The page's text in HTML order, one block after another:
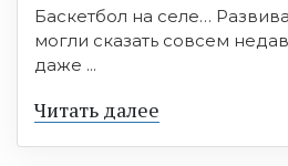
Баскетбол на селе…
могли сказать совсем
даже ...
Читать далее